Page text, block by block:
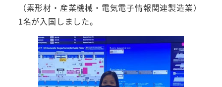
（素形材・産業機械・電気電子情報関連製造業）
1名が入国しました。